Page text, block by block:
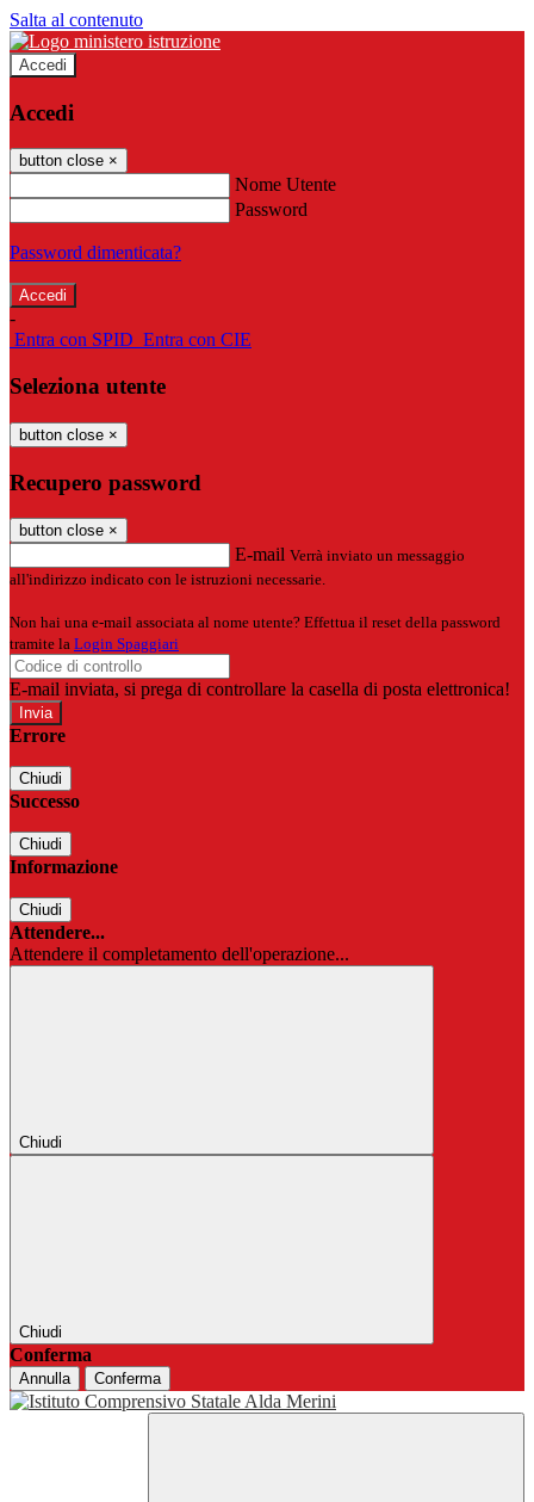
Salta al contenuto
Accedi
Accedi
button close ×
Nome Utente
Password
Password dimenticata?
-
Entra con SPID Entra con CIE
Seleziona utente
button close ×
Recupero password
button close ×
E-mail Verrà inviato un messaggio
all'indirizzo indicato con le istruzioni necessarie.
Non hai una e-mail associata al nome utente? Effettua il reset della password
tramite la Login Spaggiari
E-mail inviata, si prega di controllare la casella di posta elettronica!
Errore
Chiudi
Successo
Chiudi
Informazione
Chiudi
Attendere...
Attendere il completamento dell'operazione...
Chiudi
Chiudi
Conferma
Annulla Conferma